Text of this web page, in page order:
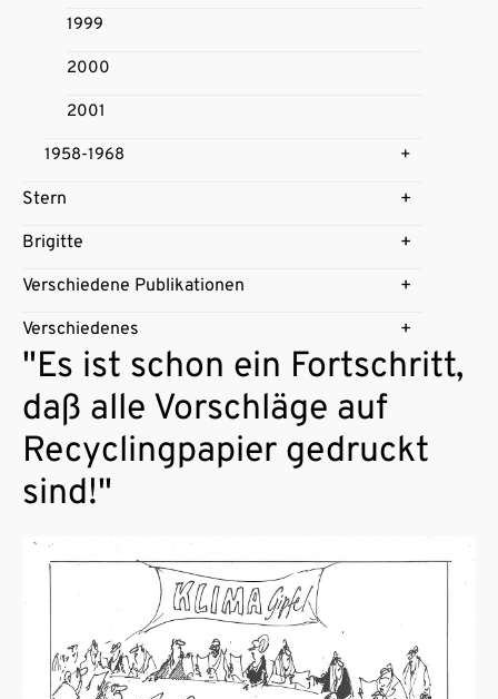
1999
2000
2001
1958-1968
Stern
Brigitte
Verschiedene Publikationen
Verschiedenes
"Es ist schon ein Fortschritt,
daß alle Vorschläge auf
Recyclingpapier gedruckt
sind!"